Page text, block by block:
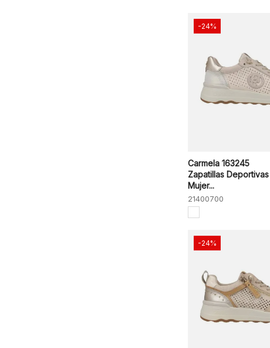
Carmela 163245
Zapatillas Deportivas
Mujer...
21400700
-24%
-24%